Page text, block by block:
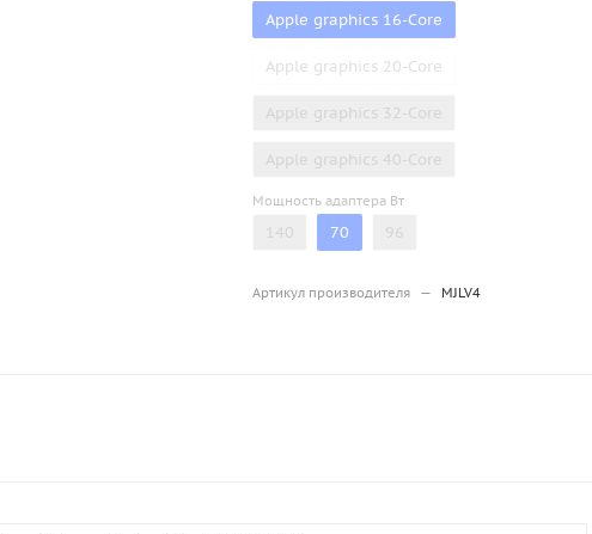
Apple graphics 16-Core
Apple graphics 20-Core
Apple graphics 32-Core
Apple graphics 40-Core
Мощность адаптера Вт
140 70 96
Артикул производителя — MJLV4